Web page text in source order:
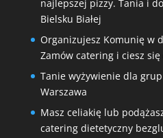
najlepszej pizzy. Tania i
Bielsku Białej
Organizujesz Komunię w
Zamów catering i ciesz
Tanie wyżywienie dla
Warszawa
Masz celiakię lub
catering dietetyczny